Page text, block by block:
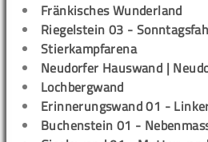
Fränkisches Wunderland
Riegelstein 03 -
Stierkampfarena
Neudorfer Hauswand |
Lochbergwand
Erinnerungswand 01 -
Buchenstein 01 -